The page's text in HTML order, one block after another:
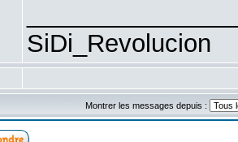
SiDi_Revolucion
Montrer les messages depuis :